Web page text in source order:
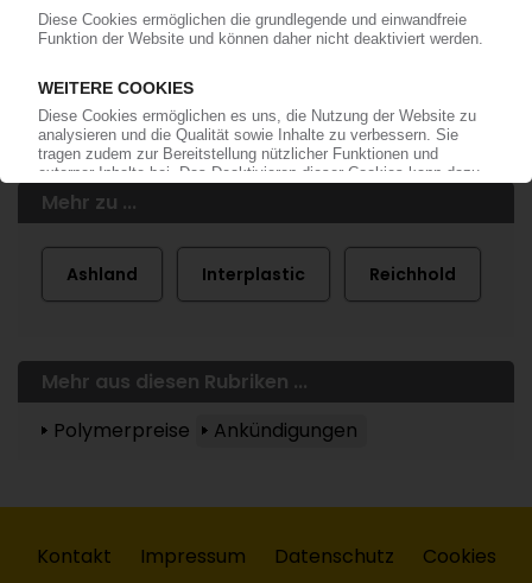
anmelden!
Mehr zu ...
Ashland Interplastic Reichhold
Mehr aus diesen Rubriken ...
Polymerpreise
Ankündigungen
Kontakt Impressum Datenschutz Cookies